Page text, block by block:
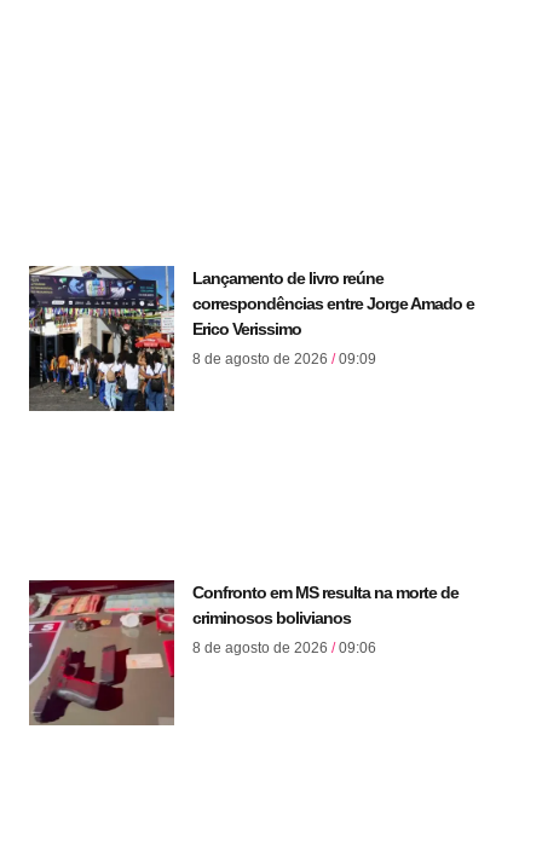
Lançamento de livro reúne
correspondências entre Jorge Amado e
Erico Verissimo
8 de agosto de 2026 09:09
Confronto em MS resulta na morte de
criminosos bolivianos
8 de agosto de 2026 09:06